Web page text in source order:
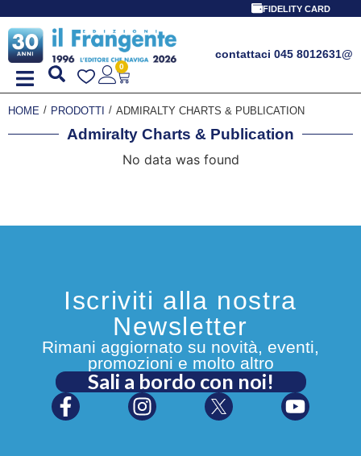
FIDELITY CARD
contattaci 045 8012631@
0
HOME / PRODOTTI / ADMIRALTY CHARTS & PUBLICATION
Admiralty Charts & Publication
No data was found
Iscriviti alla nostra
Newsletter
Rimani aggiornato su novità, eventi,
promozioni e molto altro
Sali a bordo con noi!